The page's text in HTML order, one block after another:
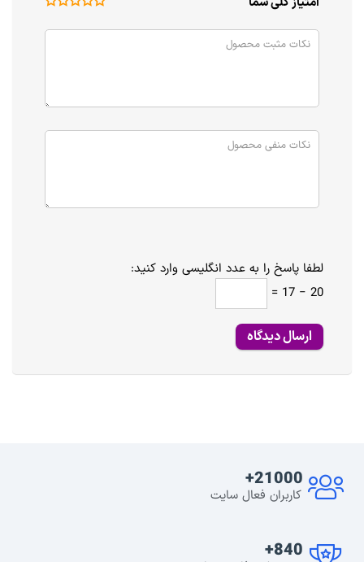
لطفا پاسخ را به عدد انگلیسی وارد کنید:
20 − 17 =
21000+
کاربران فعال سایت
840+